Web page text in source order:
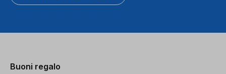
Buoni regalo